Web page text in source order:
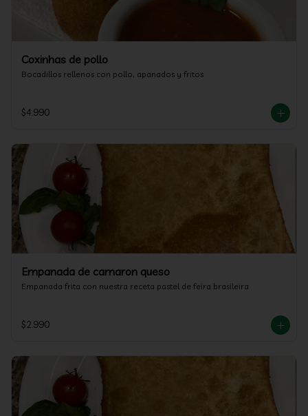
Coxinhas de pollo
Bocadillos rellenos con pollo, apanados y fritos
$4.990
Empanada de camaron queso
Empanada frita con nuestra receta pastel de feira brasileira
$2.990